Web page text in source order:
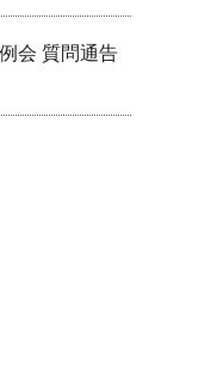
会 質問通告